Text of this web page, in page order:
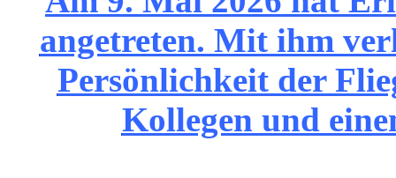
angetreten. Mit ihm
Persönlichkeit der
Kollegen und